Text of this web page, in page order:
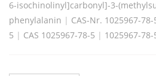
6-isochinolinyl]carbonyl]-3-
phenylalanin | CAS-Nr. 1025967-78-
5 | CAS 1025967-78-5 | 1025967-78-